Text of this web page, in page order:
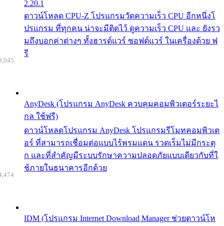
2.20.1
ดาวน์โหลด CPU-Z โปรแกรมวัดความเร็ว CPU อีกหนึ่งโ
ปรแกรม ที่ทุกคน น่าจะมีติดไว้ ดูความเร็ว CPU และ ยังรว
มถึงบอกค่าต่างๆ ทั้งฮารด์แวร์ ซอฟต์แวร์ ในเครื่องด้วย ฟ
รี
AnyDesk (โปรแกรม AnyDesk ควบคุมคอมพิวเตอร์ระยะไ
กล ใช้ฟรี)
ดาวน์โหลดโปรแกรม AnyDesk โปรแกรมรีโมทคอมพิวเต
อร์ ที่สามารถเชื่อมต่อแบบไร้พรมแดน รวดเร็มไม่มีกระตุ
ก และที่สำคัญมีระบบรักษาความปลอดภัยแบบเดียวกับที่ใ
ช้ภายในธนาคารอีกด้วย
IDM (โปรแกรม Internet Download Manager ช่วยดาวน์โห